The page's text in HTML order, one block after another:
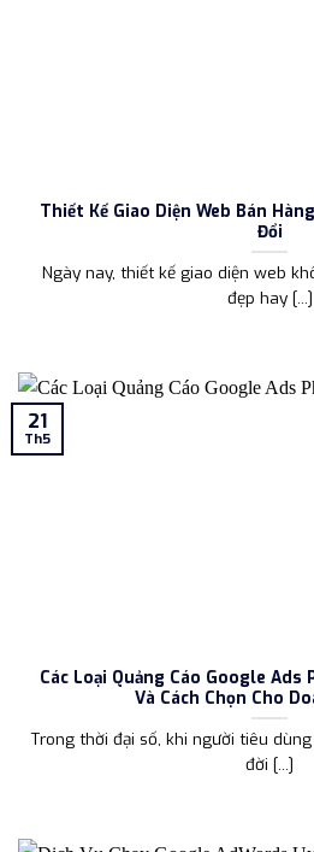
Thiết Kế Giao Diện Web Bán
Đổi
Ngày nay, thiết kế giao diện web
đẹp hay [...]
Các Loại Quảng Cáo Google Ads
Và Cách Chọn Cho
Trong thời đại số, khi người tiêu
đời [...]
21
Th5